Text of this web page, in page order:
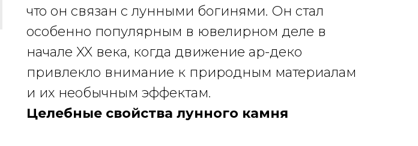
что он связан с лунными богинями. Он стал
особенно популярным в ювелирном деле в
начале XX века, когда движение ар-деко
привлекло внимание к природным материалам
и их необычным эффектам.
Целебные свойства лунного камня